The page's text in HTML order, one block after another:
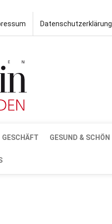
Datenschutzerklärung
GESCHÄFT GESUND & SCHÖN